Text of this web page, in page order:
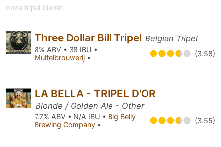
onze tripel bieren
Three Dollar Bill Tripel Belgian Tripel
8% ABV • 38 IBU •
Muifelbrouwerij • (3.58)
LA BELLA - TRIPEL D'OR
Blonde / Golden Ale - Other
7.7% ABV • N/A IBU • Big Belly
Brewing Company • (3.55)